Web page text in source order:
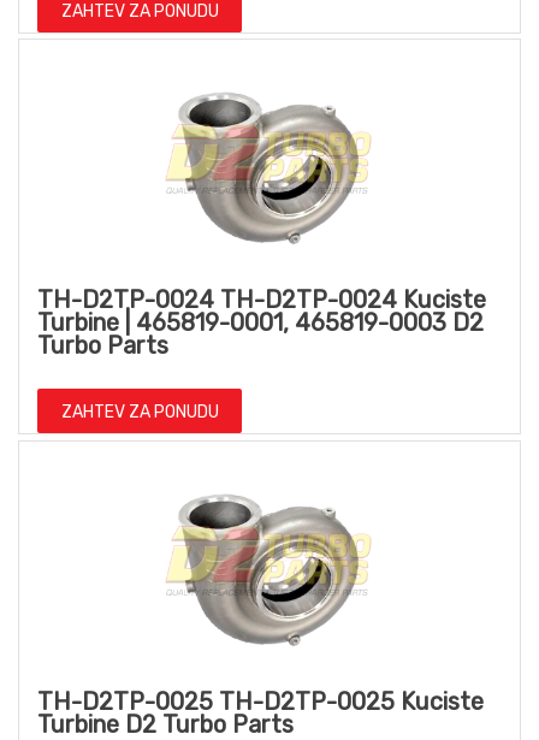
ZAHTEV ZA PONUDU
TH-D2TP-0024 TH-D2TP-0024 Kuciste
Turbine | 465819-0001, 465819-0003 D2
Turbo Parts
ZAHTEV ZA PONUDU
TH-D2TP-0025 TH-D2TP-0025 Kuciste
Turbine D2 Turbo Parts